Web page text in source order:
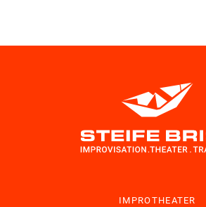
IMPROTHEATER